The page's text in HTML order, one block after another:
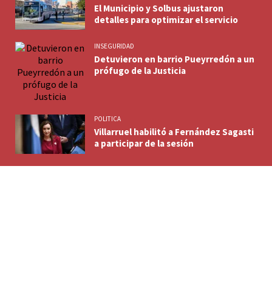
El Municipio y Solbus ajustaron
detalles para optimizar el servicio
INSEGURIDAD
Detuvieron en barrio Pueyrredón a un
prófugo de la Justicia
POLITICA
Villarruel habilitó a Fernández Sagasti
a participar de la sesión